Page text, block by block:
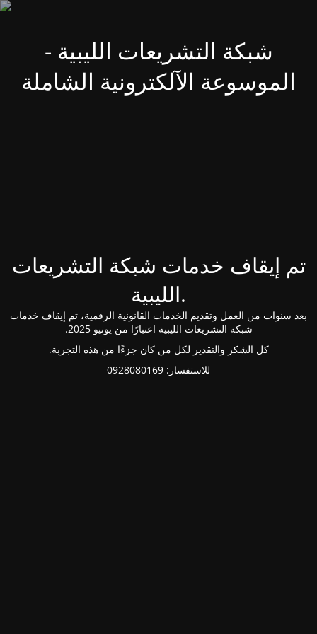
شبكة التشريعات الليبية -
الموسوعة الآلكترونية الشاملة
تم إيقاف خدمات شبكة التشريعات
الليبية.
بعد سنوات من العمل وتقديم الخدمات القانونية الرقمية، تم إيقاف خدمات
شبكة التشريعات الليبية اعتبارًا من يونيو 2025.
كل الشكر والتقدير لكل من كان جزءًا من هذه التجربة.
للاستفسار: 0928080169